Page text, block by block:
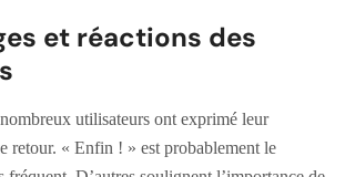
et réactions des
utilisateurs ont exprimé leur
retour. « Enfin ! » est probablement le